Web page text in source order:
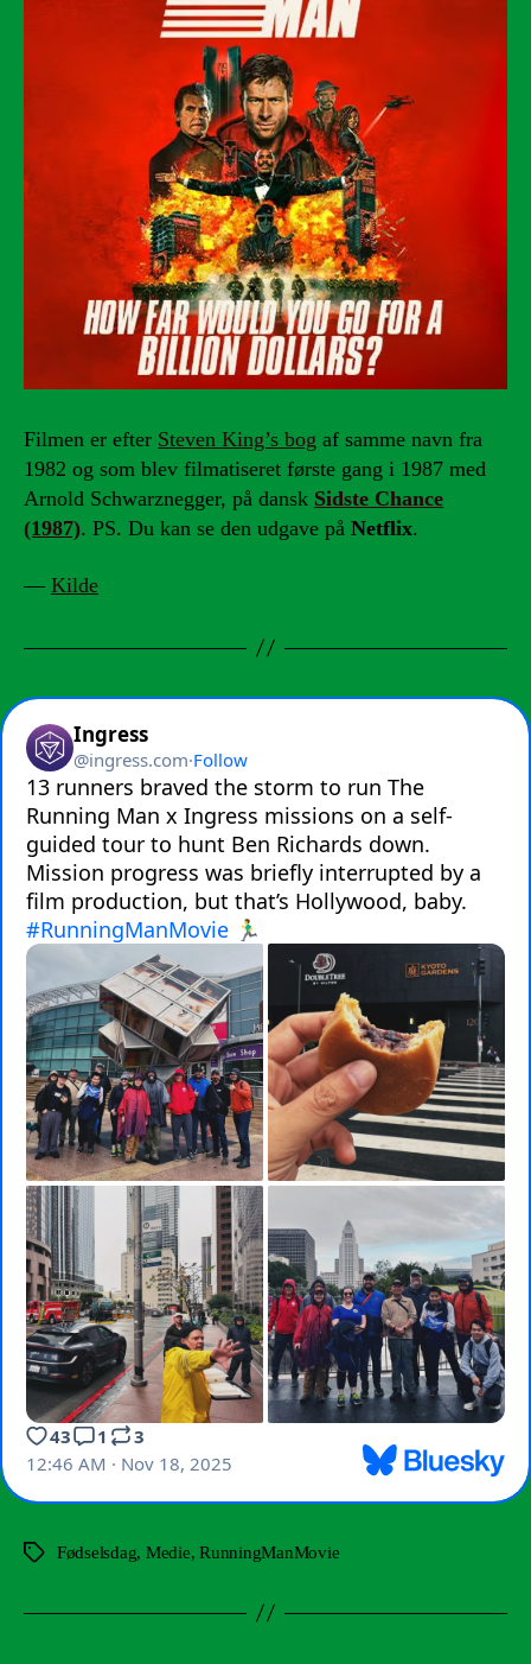
Filmen er efter Steven King’s bog af samme navn fra
1982 og som blev filmatiseret første gang i 1987 med
Arnold Schwarznegger, på dansk Sidste Chance
(1987). PS. Du kan se den udgave på Netflix.
— Kilde
Tags Fødselsdag, Medie,RunningManMovie